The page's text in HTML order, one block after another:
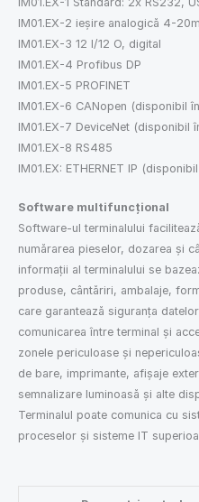
IM01.EX-2 ieșire analogică 4-
IM01.EX-3 12 I/12 O, digital
IM01.EX-4 Profibus DP
IM01.EX-5 PROFINET
IM01.EX-6 CANopen (disponibil
IM01.EX-7 DeviceNet (disponibil
IM01.EX-8 RS485
IM01.EX: ETHERNET IP
Software multifuncțional
Software-ul terminalului
numărarea pieselor, dozarea și
informații al terminalului se
produse, cântăriri, ambalaje,
care garantează siguranța
comunicarea între terminal și
zonele periculoase și
de bare, imprimante, afișaje
semnalizare luminoasă și alte
Terminalul poate comunica cu
proceselor și sisteme IT